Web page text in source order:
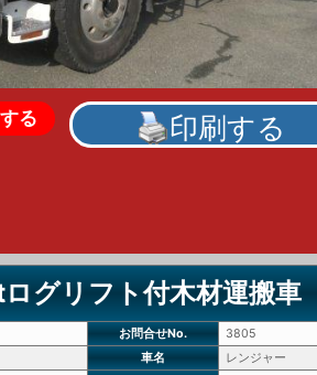
る 印刷する
tログリフト付木材運搬
お問合せNo. 3805
車名 レンジャー